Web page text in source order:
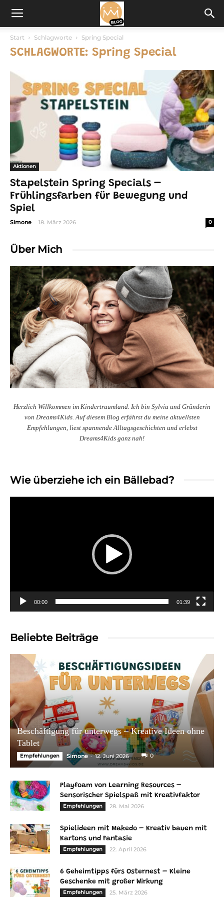
Start Schlagworte Spring Special
SCHLAGWORTE: Spring Special
Aktionen
Stapelstein Spring Specials –
Frühlingsfarben für Bewegung und
Spiel
Simone - 18. März 2026 0
Über Mich
Herzlich Willkommen im Kindertraumland. Ich bin Sylvia und Gründerin
von Dreams4Kids. Auf diesem Blog erfährst du meine aktuellsten
Empfehlungen, liest spannende Alltagsgeschichten und erlebst
Dreams4Kids ganz nah!
Wie überziehe ich ein Bällebad?
00:00 01:39
Beliebte Beiträge
Beschäftigung für unterwegs – Kreative Ideen ohne
Tablet
Empfehlungen Simone - 12. Juni 2026 0
Playfoam von Learning Resources –
Sensorischer Spielspaß mit Kreativfaktor
Empfehlungen 28. Mai 2026
Spielideen mit Makedo – Kreativ bauen mit
Kartons und Fantasie
Empfehlungen 22. April 2026
6 Geheimtipps fürs Osternest – Kleine
Geschenke mit großer Wirkung
Empfehlungen 25. März 2026